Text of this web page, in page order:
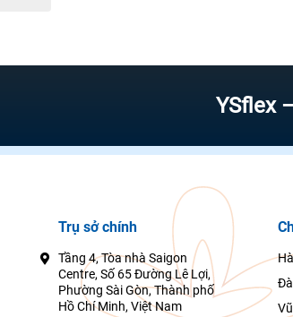
YSflex –
Trụ sở chính
Tầng 4, Tòa nhà Saigon
Centre, Số 65 Đường Lê Lợi,
Phường Sài Gòn, Thành phố
Hồ Chí Minh, Việt Nam